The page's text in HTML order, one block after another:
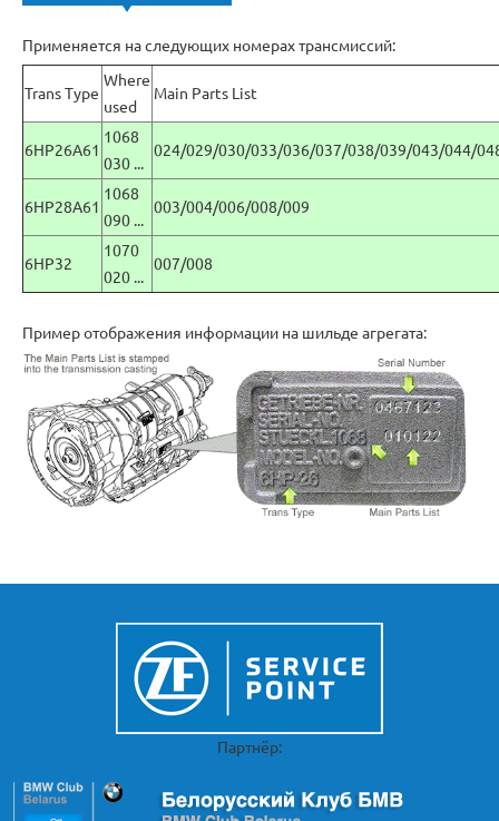
Применяется на следующих номерах трансмиссий:
Trans Type
Where
used
Main Parts List
6HP26A61
1068
030 ...
024/029/030/033/036/037/038/039/043/044/
6HP28A61
1068
090 ...
003/004/006/008/009
6HP32
1070
020 ...
007/008
Пример отображения информации на шильде агрегата:
Партнёр: